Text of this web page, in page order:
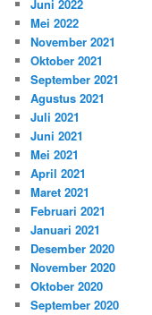
Juni 2022
Mei 2022
November 2021
Oktober 2021
September 2021
Agustus 2021
Juli 2021
Juni 2021
Mei 2021
April 2021
Maret 2021
Februari 2021
Januari 2021
Desember 2020
November 2020
Oktober 2020
September 2020